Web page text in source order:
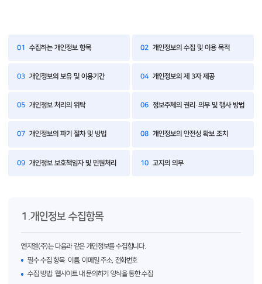
01 수집하는 개인정보 항목 02 개인정보의 수집 및 이용 목적
03 개인정보의 보유 및 이용기간 04 개인정보의 제 3자 제공
05 개인정보 처리의 위탁 06 정보주체의 권리·의무 및 행사 방법
07 개인정보의 파기 절차 및 방법 08 개인정보의 안전성 확보 조치
09 개인정보 보호책임자 및 민원처리 10 고지의 의무
1.개인정보 수집항목
엔지엘(주)는 다음과 같은 개인정보를 수집합니다.
필수 수집 항목: 이름, 이메일 주소, 전화번호
수집 방법: 웹사이트 내 문의하기 양식을 통한 수집